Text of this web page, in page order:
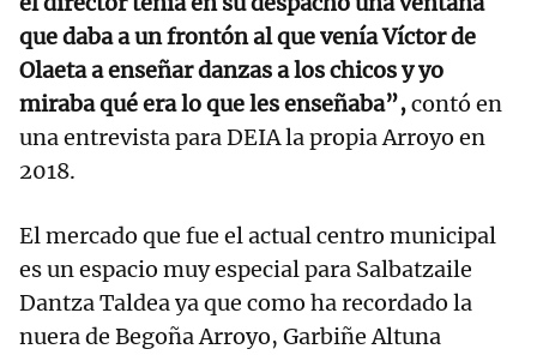
que daba a un frontón al que venía Víctor de
Olaeta a enseñar danzas a los chicos y yo
miraba qué era lo que les enseñaba”,contó en
una entrevista para DEIA la propia Arroyo en
2018.
El mercado que fue el actual centro municipal
es un espacio muy especial para Salbatzaile
Dantza Taldea ya que como ha recordado la
nuera de Begoña Arroyo, Garbiñe Altuna